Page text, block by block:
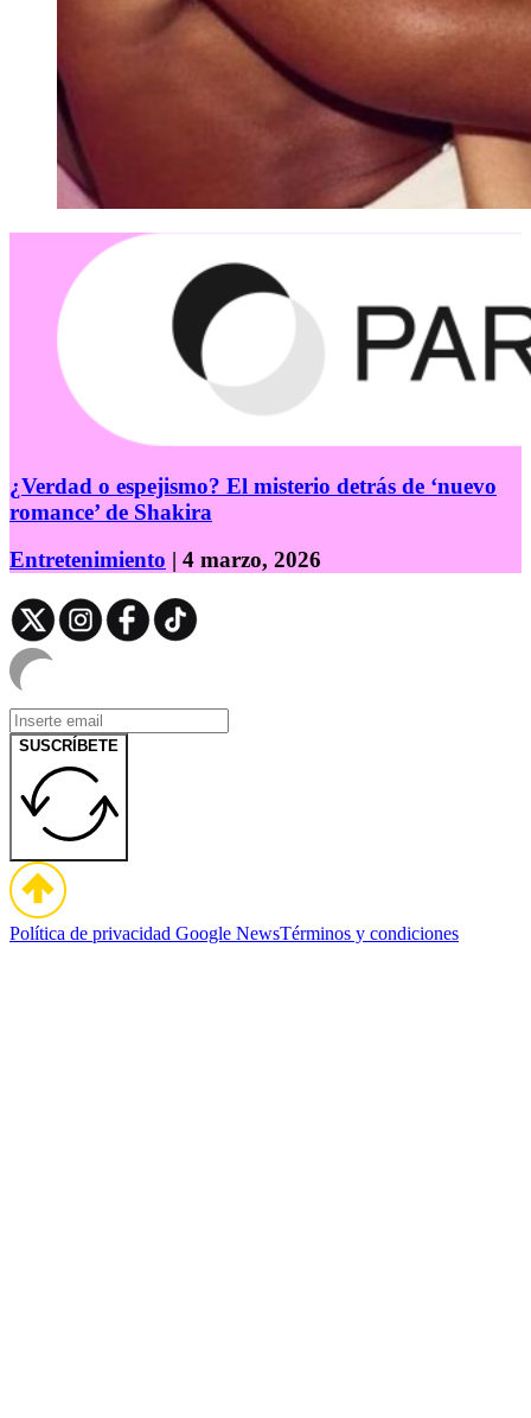
¿Verdad o espejismo? El misterio detrás de ‘nuevo
romance’ de Shakira
Entretenimiento | 4 marzo, 2026
SUSCRÍBETE
Política de privacidad Google NewsTérminos y condiciones